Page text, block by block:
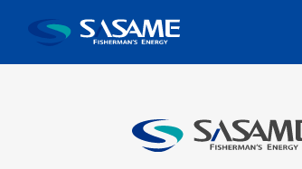
HOME 新製品情報